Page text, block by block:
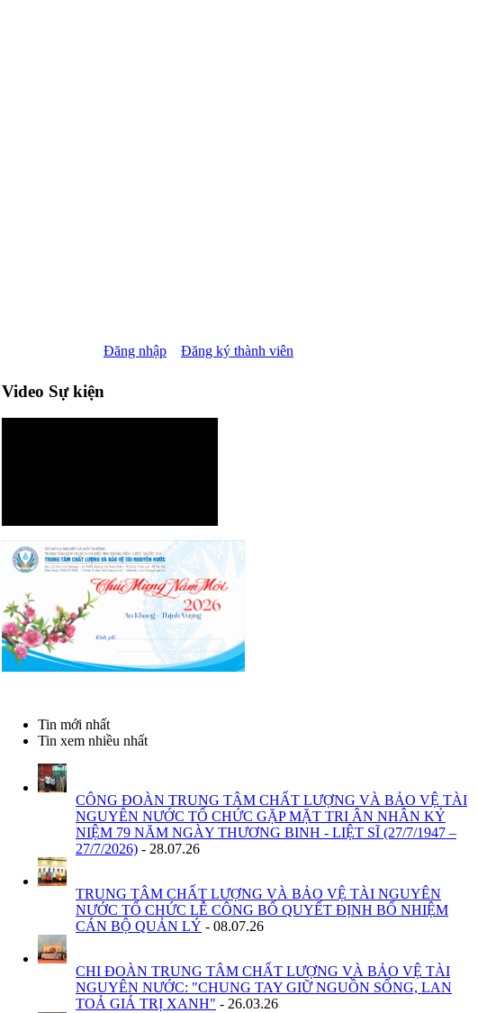
Đăng nhập Đăng ký thành viên
Video Sự kiện
Tin mới nhất
Tin xem nhiều nhất
CÔNG ĐOÀN TRUNG TÂM CHẤT LƯỢNG VÀ BẢO VỆ TÀI
NGUYÊN NƯỚC TỔ CHỨC GẶP MẶT TRI ÂN NHÂN KỶ
NIỆM 79 NĂM NGÀY THƯƠNG BINH - LIỆT SĨ (27/7/1947 –
27/7/2026) - 28.07.26
TRUNG TÂM CHẤT LƯỢNG VÀ BẢO VỆ TÀI NGUYÊN
NƯỚC TỔ CHỨC LỄ CÔNG BỐ QUYẾT ĐỊNH BỔ NHIỆM
CÁN BỘ QUẢN LÝ - 08.07.26
CHI ĐOÀN TRUNG TÂM CHẤT LƯỢNG VÀ BẢO VỆ TÀI
NGUYÊN NƯỚC: "CHUNG TAY GIỮ NGUỒN SỐNG, LAN
TOẢ GIÁ TRỊ XANH" - 26.03.26